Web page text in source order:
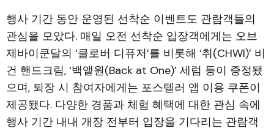
행사 기간 동안 운영된 선착순 이벤트도 관람객들의
관심을 모았다. 매일 오전 선착순 입장객에게는 오브
제바이쿤달의 ‘클로버 디퓨저’를 비롯해 ‘취(CHWI)’ 비
건 핸드크림, ‘백앹원(Back at One)’ 세럼 등이 증정됐
으며, 퇴장 시 참여자에게는 포스텔러 앱 이용 쿠폰이
제공됐다. 다양한 경품과 체험 혜택에 대한 관심 속에
행사 기간 내내 개장 전부터 입장을 기다리는 관람객